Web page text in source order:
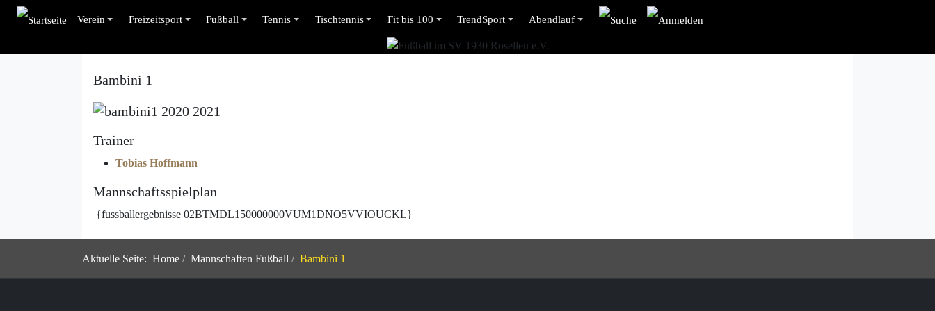
Verein Freizeitsport Fußball Tennis Tischtennis Fit bis 100 TrendSport Abendlauf
Bambini 1
Trainer
Tobias Hoffmann
Mannschaftsspielplan
{fussballergebnisse 02BTMDL150000000VUM1DNO5VVIOUCKL}
Aktuelle Seite: Home Mannschaften Fußball Bambini 1